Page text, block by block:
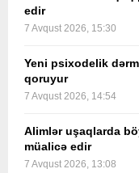
edir
7 Avqust 2026, 15:30
Yeni psixodelik
qoruyur
7 Avqust 2026, 14:54
Alimlər uşaqlarda
müalicə edir
7 Avqust 2026, 13:08